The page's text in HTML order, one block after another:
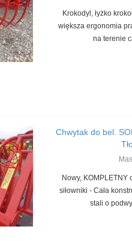
Krokodyl, łyżko
większa ergonomia
na terenie
Chwytak do bel.
Nowy, KOMPLETNY
siłowniki - Cała
stali o